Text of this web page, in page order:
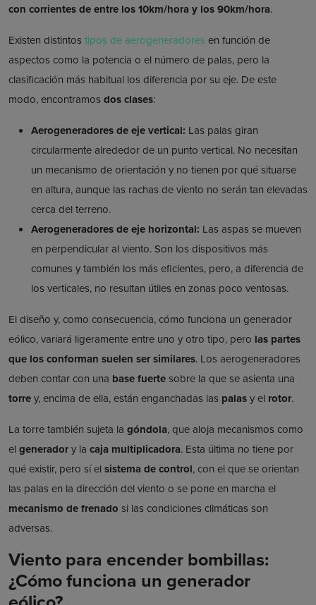
con corrientes de entre los 10km/hora y los 90km/hora.
Existen distintos tipos de aerogeneradores en función de
aspectos como la potencia o el número de palas, pero la
clasificación más habitual los diferencia por su eje. De este
modo, encontramos dos clases:
Aerogeneradores de eje vertical: Las palas giran
circularmente alrededor de un punto vertical. No necesitan
un mecanismo de orientación y no tienen por qué situarse
en altura, aunque las rachas de viento no serán tan elevadas
cerca del terreno.
Aerogeneradores de eje horizontal: Las aspas se mueven
en perpendicular al viento. Son los dispositivos más
comunes y también los más eficientes, pero, a diferencia de
los verticales, no resultan útiles en zonas poco ventosas.
El diseño y, como consecuencia, cómo funciona un generador
eólico, variará ligeramente entre uno y otro tipo, pero las partes
que los conforman suelen ser similares. Los aerogeneradores
deben contar con una base fuertesobre la que se asienta una
torrey, encima de ella, están enganchadas las palasy el rotor.
La torre también sujeta la góndola, que aloja mecanismos como
elgeneradory la caja multiplicadora. Esta última no tiene por
qué existir, pero sí elsistema de control, con el que se orientan
las palas en la dirección del viento o se pone en marcha el
mecanismo de frenado si las condiciones climáticas son
adversas.
Viento para encender bombillas:
¿Cómo funciona un generador